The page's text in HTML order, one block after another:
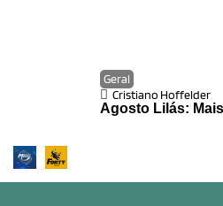
Geral
Cristiano Hoffelder
Agosto Lilás: